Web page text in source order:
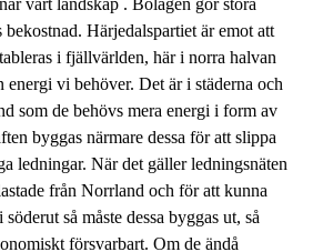
vårt landskap . Bolagen gör stora
Härjedalspartiet är emot att
i fjällvärlden, här i norra halvan
vi behöver. Det är i städerna och
som de behövs mera energi i form av
byggas närmare dessa för att slippa
ledningar. När det gäller ledningsnäten
från Norrland och för att kunna
så måste dessa byggas ut, så
försvarbart. Om de ändå